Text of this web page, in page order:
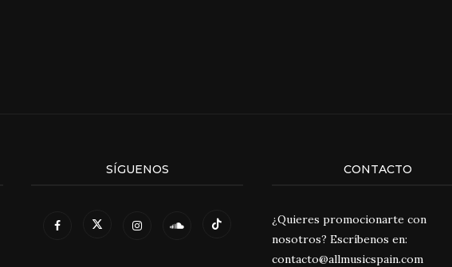
SÍGUENOS CONTACTO
¿Quieres promocionarte con
nosotros? Escríbenos en:
contacto@allmusicspain.com